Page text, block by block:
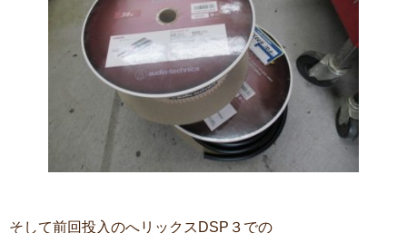
そして前回投入のへリックスDSP３での